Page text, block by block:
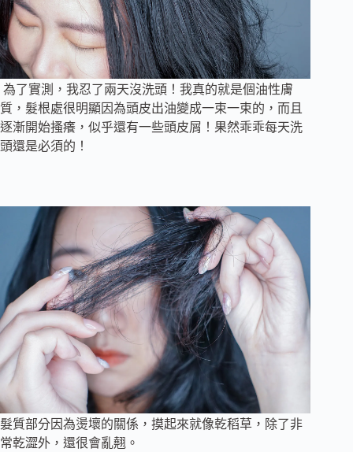
為了實測，我忍了兩天沒洗頭！我真的就是個油性膚
質，髮根處很明顯因為頭皮出油變成一束一束的，而且
逐漸開始搔癢，似乎還有一些頭皮屑！果然乖乖每天洗
頭還是必須的！
髮質部分因為燙壞的關係，摸起來就像乾稻草，除了非
常乾澀外，還很會亂翹。